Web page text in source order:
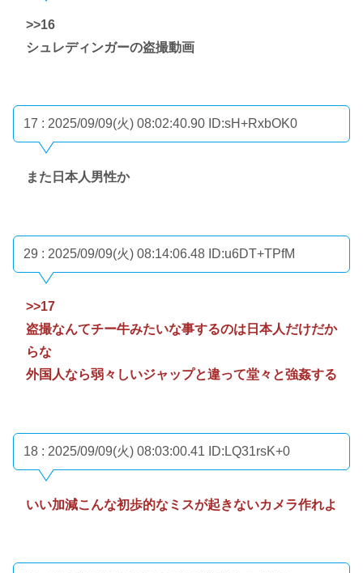
>>16
シュレディンガーの盗撮動画
17 : 2025/09/09(火) 08:02:40.90 ID:sH+RxbOK0
また日本人男性か
29 : 2025/09/09(火) 08:14:06.48 ID:u6DT+TPfM
>>17
盗撮なんてチー牛みたいな事するのは日本人だけだか
らな
外国人なら弱々しいジャップと違って堂々と強姦する
18 : 2025/09/09(火) 08:03:00.41 ID:LQ31rsK+0
いい加減こんな初歩的なミスが起きないカメラ作れよ